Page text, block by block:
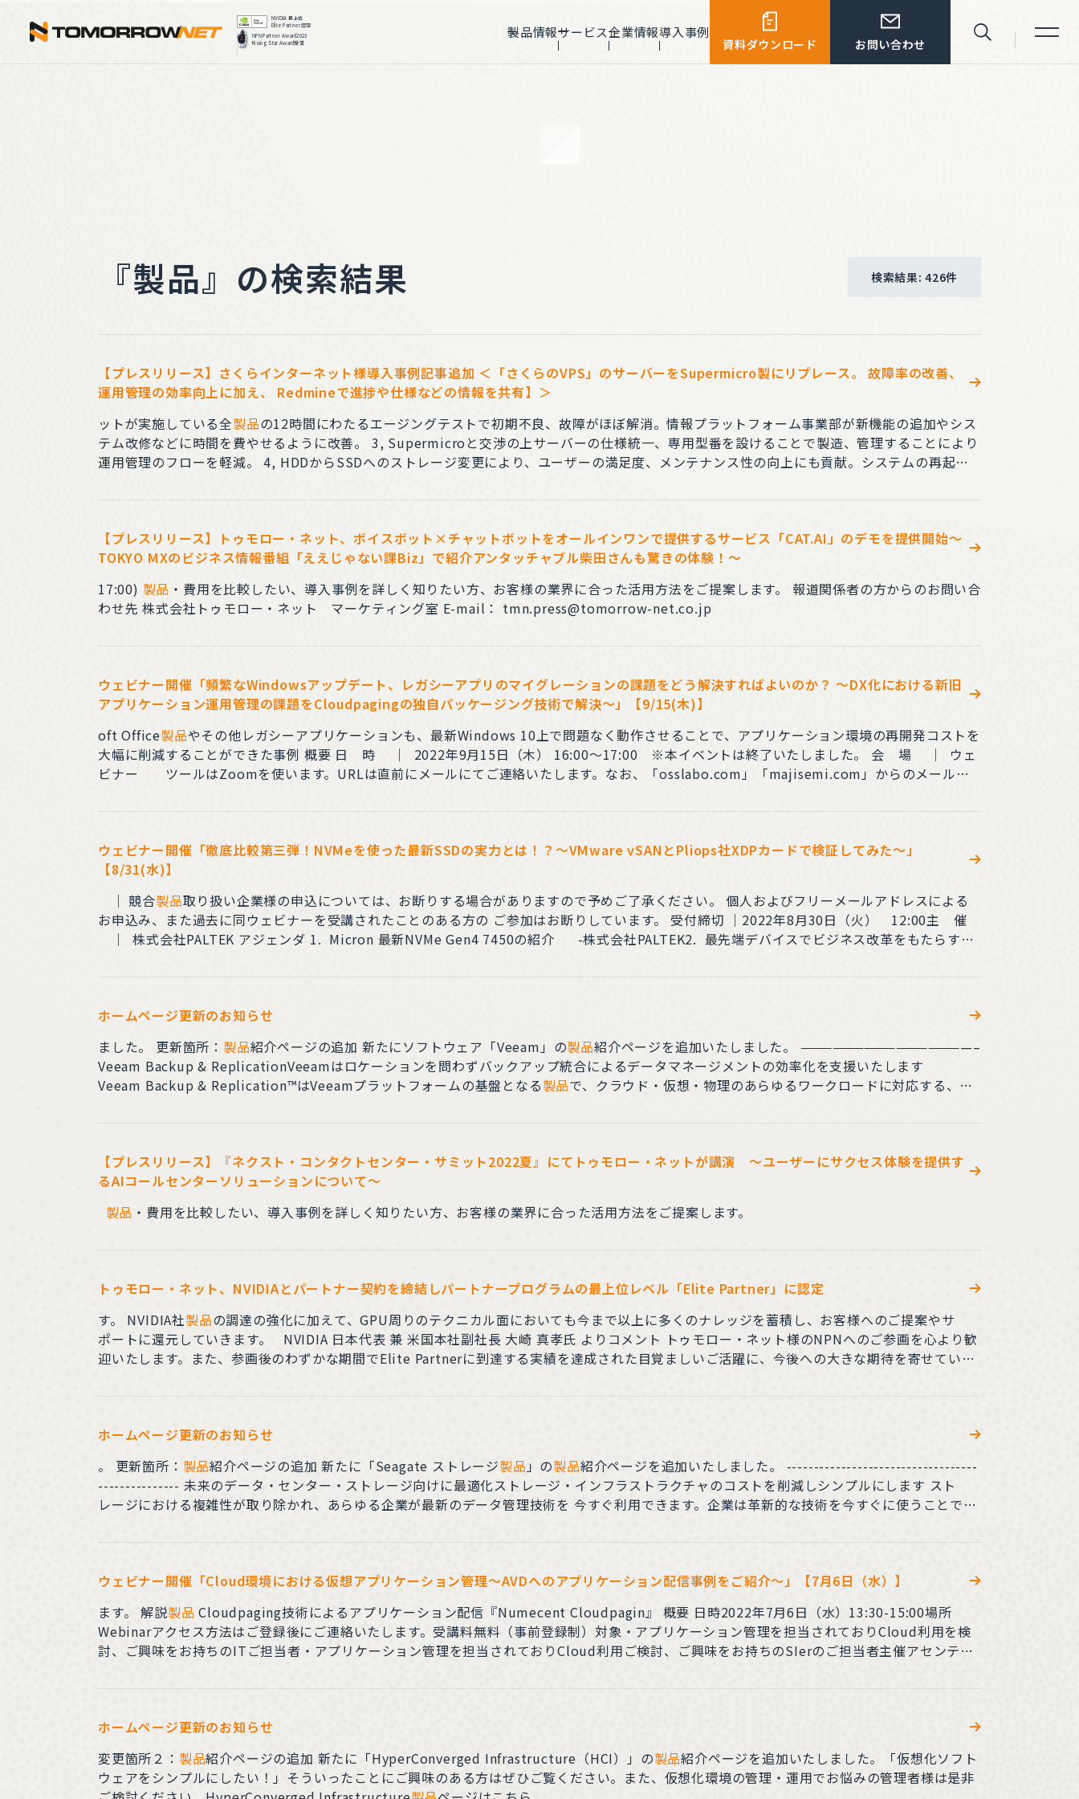
株式会社トゥモロー・ネット NVIDIA 最上位
Elite Partner認定
NPN Partner Award2023
製品情報サービス企業情報導入事例
資料ダウンロード お問い合わせ サイト内検索
検索結果: 426件
『製品』の検索結果
【プレスリリース】さくらインターネット様導入事例記事追加 ＜「さくらのVPS」のサーバーをSupermicro製にリプレース。 故障率の改善、
運用管理の効率向上に加え、 Redmineで進捗や仕様などの情報を共有】＞
ットが実施している全製品の12時間にわたるエージングテストで初期不良、故障がほぼ解消。情報プラットフォーム事業部が新機能の追加やシス
テム改修などに時間を費やせるように改善。 3, Supermicroと交渉の上サーバーの仕様統一、専用型番を設けることで製造、管理することにより
運用管理のフローを軽減。 4, HDDからSSDへのストレージ変更により、ユーザーの満足度、メンテナンス性の向上にも貢献。システムの再起動
【プレスリリース】トゥモロー・ネット、ボイスボット×チャットボットをオールインワンで提供するサービス「CAT.AI」のデモを提供開始～
TOKYO MXのビジネス情報番組「ええじゃない課Biz」で紹介アンタッチャブル柴田さんも驚きの体験！～
17:00) 製品 ・費用を比較したい、導入事例を詳しく知りたい方、お客様の業界に合った活用方法をご提案します。 報道関係者の方からのお問い合
わせ先 株式会社トゥモロー・ネット マーケティング室 E-mail： tmn.press@tomorrow-net.co.jp
ウェビナー開催「頻繁なWindowsアップデート、レガシーアプリのマイグレーションの課題をどう解決すればよいのか？ ～DX化における新旧
アプリケーション運用管理の課題をCloudpagingの独自パッケージング技術で解決～」【9/15(木)】
oft Office製品やその他レガシーアプリケーションも、最新Windows 10上で問題なく動作させることで、アプリケーション環境の再開発コストを
大幅に削減することができた事例 概要 日 時 ｜ 2022年9月15日（木） 16:00～17:00 ※本イベントは終了いたしました。 会 場 ｜ ウェ
ビナー ツールはZoomを使います。URLは直前にメールにてご連絡いたします。なお、「osslabo.com」「majisemi.com」からのメールが
ウェビナー開催「徹底比較第三弾！NVMeを使った最新SSDの実力とは！？～VMware vSANとPliops社XDPカードで検証してみた～」
【8/31(水)】
｜ 競合製品取り扱い企業様の申込については、お断りする場合がありますので予めご了承ください。 個人およびフリーメールアドレスによる
お申込み、また過去に同ウェビナーを受講されたことのある方の ご参加はお断りしています。 受付締切 ｜2022年8月30日（火） 12:00主 催
｜ 株式会社PALTEK アジェンダ 1. Micron 最新NVMe Gen4 7450の紹介 -株式会社PALTEK2. 最先端デバイスでビジネス改革をもたらすこ
ホームページ更新のお知らせ
ました。 更新箇所： 製品紹介ページの追加 新たにソフトウェア「Veeam」の製品紹介ページを追加いたしました。 ————————————————–
Veeam Backup & ReplicationVeeamはロケーションを問わずバックアップ統合によるデータマネージメントの効率化を支援いたします
Veeam Backup & Replication™はVeeamプラットフォームの基盤となる製品で、クラウド・仮想・物理のあらゆるワークロードに対応する、
【プレスリリース】『ネクスト・コンタクトセンター・サミット2022夏』にてトゥモロー・ネットが講演 ～ユーザーにサクセス体験を提供す
るAIコールセンターソリューションについて～
製品 ・費用を比較したい、導入事例を詳しく知りたい方、お客様の業界に合った活用方法をご提案します。
トゥモロー・ネット、NVIDIAとパートナー契約を締結しパートナープログラムの最上位レベル「Elite Partner」に認定
す。 NVIDIA社製品の調達の強化に加えて、GPU周りのテクニカル面においても今まで以上に多くのナレッジを蓄積し、お客様へのご提案やサ
ポートに還元していきます。 NVIDIA 日本代表 兼 米国本社副社長 大崎 真孝氏 よりコメント トゥモロー・ネット様のNPNへのご参画を心より歓
迎いたします。また、参画後のわずかな期間でElite Partnerに到達する実績を達成された目覚ましいご活躍に、今後への大きな期待を寄せていま
ホームページ更新のお知らせ
。 更新箇所： 製品 紹介ページの追加 新たに「Seagate ストレージ製品 」の製品紹介ページを追加いたしました。 -----------------------------------
--------------- 未来のデータ・センター・ストレージ向けに最適化ストレージ・インフラストラクチャのコストを削減しシンプルにします スト
レージにおける複雑性が取り除かれ、あらゆる企業が最新のデータ管理技術を 今すぐ利用できます。企業は革新的な技術を今すぐに使うことで、
ウェビナー開催「Cloud環境における仮想アプリケーション管理～AVDへのアプリケーション配信事例をご紹介～」【7月6日（水）】
ます。 解説製品 Cloudpaging技術によるアプリケーション配信『Numecent Cloudpagin』 概要 日時2022年7月6日（水）13:30-15:00場所
Webinarアクセス方法はご登録後にご連絡いたします。受講料無料（事前登録制）対象・アプリケーション管理を担当されておりCloud利用を検
討、ご興味をお持ちのITご担当者・アプリケーション管理を担当されておりCloud利用ご検討、ご興味をお持ちのSIerのご担当者主催アセンテッ
ホームページ更新のお知らせ
変更箇所２： 製品 紹介ページの追加 新たに「HyperConverged Infrastructure（HCI）」の製品紹介ページを追加いたしました。「仮想化ソフト
ウェアをシンプルにしたい！」そういったことにご興味のある方はぜひご覧ください。また、仮想化環境の管理・運用でお悩みの管理者様は是非